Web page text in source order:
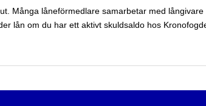
Många låneförmedlare samarbetar med långivare
lån om du har ett aktivt skuldsaldo hos